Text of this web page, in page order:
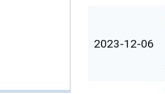
2023-12-06